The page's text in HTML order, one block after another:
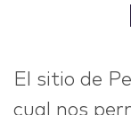
El sitio de
cual nos